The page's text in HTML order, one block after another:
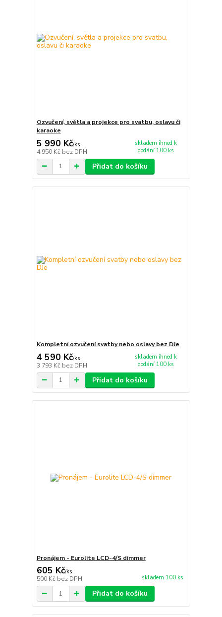
Ozvučení, světla a projekce pro svatbu, oslavu či
karaoke
5 990 Kč/ks
4 950 Kč bez DPH
skladem ihned k
dodání 100 ks
Přidat do košíku
Kompletní ozvučení svatby nebo oslavy bez DJe
4 590 Kč/ks
3 793 Kč bez DPH
skladem ihned k
dodání 100 ks
Přidat do košíku
Pronájem - Eurolite LCD-4/S dimmer
605 Kč/ks
500 Kč bez DPH skladem 100 ks
Přidat do košíku